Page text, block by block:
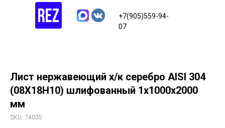
+7(905)559-94-
07
Лист нержавеющий х/к серебро AISI 304
(08Х18Н10) шлифованный 1х1000х2000
мм
SKU: 74035